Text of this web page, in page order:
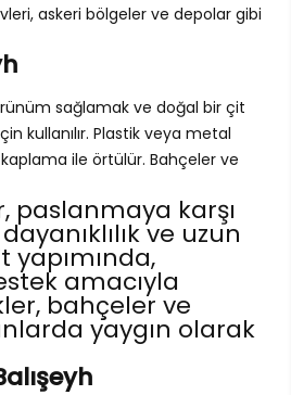
askeri bölgeler ve depolar gibi
sağlamak ve doğal bir çit
kullanılır. Plastik veya metal
ile örtülür. Bahçeler ve
paslanmaya karşı
ve uzun
yapımında,
amacıyla
bahçeler ve
yaygın olarak